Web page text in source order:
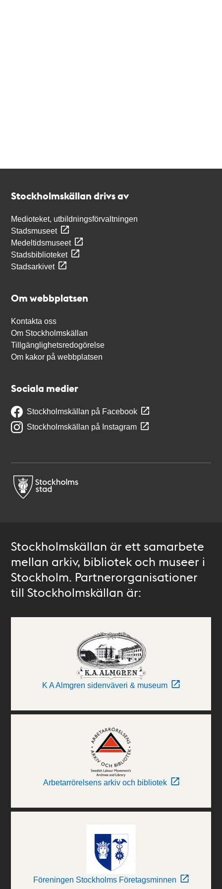
Stockholmskällan drivs av
Medioteket, utbildningsförvaltningen
Stadsmuseet
Medeltidsmuseet
Stadsbiblioteket
Stadsarkivet
Om webbplatsen
Kontakta oss
Om Stockholmskällan
Tillgänglighetsredogörelse
Om kakor på webbplatsen
Sociala medier
Stockholmskällan på Facebook
Stockholmskällan på Instagram
Stockholmskällan är ett samarbete
mellan arkiv, bibliotek och museer i
Stockholm. Partnerorganisationer
till Stockholmskällan är:
K A Almgren sidenväveri & museum
Arbetarrörelsens arkiv och bibliotek
Föreningen Stockholms Företagsminnen